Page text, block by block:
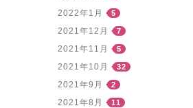
2022年1月 5
2021年12月 7
2021年11月 5
2021年10月 32
2021年9月 2
2021年8月 11